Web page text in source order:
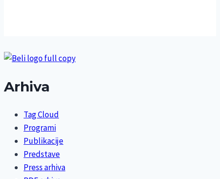
Arhiva
Tag Cloud
Programi
Publikacije
Predstave
Press arhiva